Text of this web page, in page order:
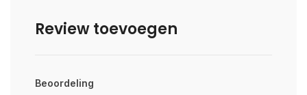
Review toevoegen
Beoordeling